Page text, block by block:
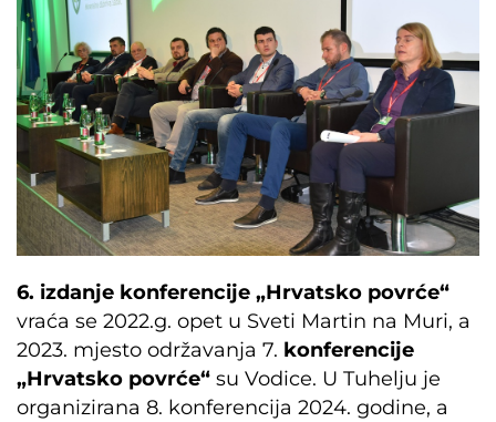
6. izdanje konferencije „Hrvatsko povrće“
vraća se 2022.g. opet u Sveti Martin na Muri, a
2023. mjesto održavanja 7. konferencije
„Hrvatsko povrće“ su Vodice. U Tuhelju je
organizirana 8. konferencija 2024. godine, a